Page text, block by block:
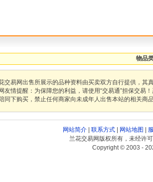
物品
交易网出售所展示的品种资料由买卖双方自行提供，
友情提醒：为保障您的利益，请使用“交易通”担保交
同下购买，禁止任何商家向未成年人出售本站的相关商
网站简介| 联系方式| 网站地图
兰花交易网版权所有，未经许
Copyright © 2003 -